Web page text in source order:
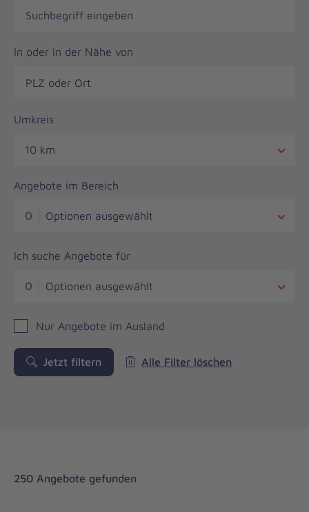
In oder in der Nähe von
Umkreis
10 km
Angebote im Bereich
0 Optionen ausgewählt
Ich suche Angebote für
0 Optionen ausgewählt
Nur Angebote im Ausland
Jetzt filtern Alle Filter löschen
250 Angebote gefunden